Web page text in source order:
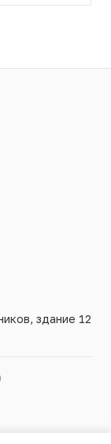
здание 12